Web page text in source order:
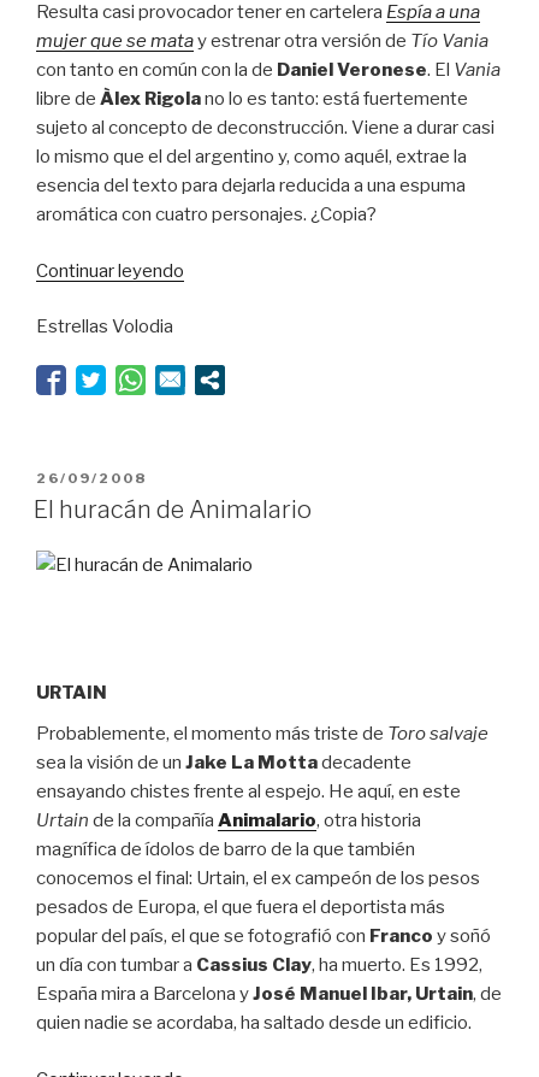
Resulta casi provocador tener en cartelera Espía a una
mujer que se matay estrenar otra versión de Tío Vania
con tanto en común con la de Daniel Veronese. El Vania
libre de Àlex Rigolano lo es tanto: está fuertemente
sujeto al concepto de deconstrucción. Viene a durar casi
lo mismo que el del argentino y, como aquél, extrae la
esencia del texto para dejarla reducida a una espuma
aromática con cuatro personajes. ¿Copia?
Continuar leyendo
Estrellas Volodia
PUBLICADO
EL
26/09/2008
El huracán de Animalario
URTAIN
Probablemente, el momento más triste de Toro salvaje
sea la visión de un Jake La Mottadecadente
ensayando chistes frente al espejo. He aquí, en este
Urtain de la compañía Animalario, otra historia
magnífica de ídolos de barro de la que también
conocemos el final: Urtain, el ex campeón de los pesos
pesados de Europa, el que fuera el deportista más
popular del país, el que se fotografió con Franco y soñó
un día con tumbar a Cassius Clay, ha muerto. Es 1992,
España mira a Barcelona yJosé Manuel Ibar, Urtain, de
quien nadie se acordaba, ha saltado desde un edificio.